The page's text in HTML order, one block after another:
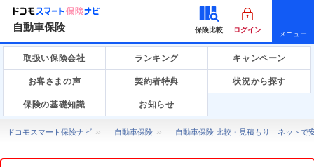
自動車保険 保険比較 ログイン
メニュー
取扱い保険会社 ランキング キャンペーン
お客さまの声 契約者特典 状況から探す
保険の基礎知識 お知らせ
ドコモスマート保険ナビ 自動車保険 自動車保険 比較・見積もり ネットで